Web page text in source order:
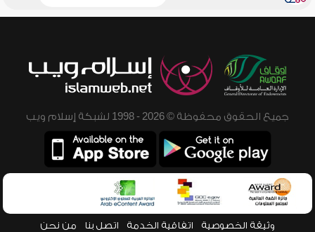
جميع الحقوق محفوظة © 2026 - 1998 لشبكة إسلام ويب
وثيقة الخصوصية اتفاقية الخدمة اتصل بنا من نحن